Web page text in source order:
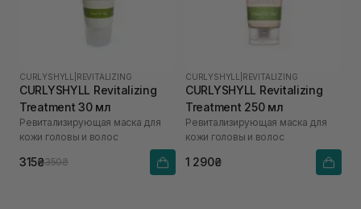
CURLYSHYLL REVITALIZING
CURLYSHYLL Revitalizing
Treatment 30 мл
Ревитализирующая маска для
кожи головы и волос
315₴350₴
CURLYSHYLL REVITALIZING
CURLYSHYLL Revitalizing
Treatment 250 мл
Ревитализирующая маска для
кожи головы и волос
1 290₴